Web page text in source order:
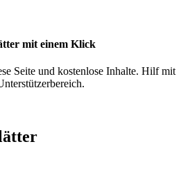
mit einem Klick
Seite und kostenlose Inhalte. Hilf mit